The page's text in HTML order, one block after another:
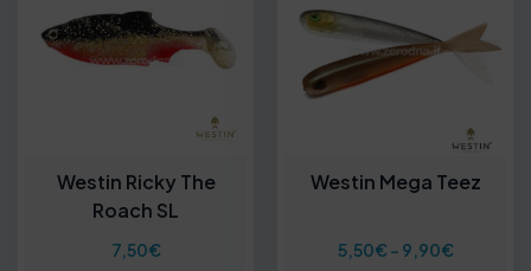
Westin Ricky The
Roach SL
7,50€
Westin Mega Teez
5,50€- 9,90€F